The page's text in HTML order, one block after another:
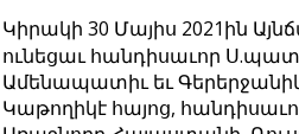
Կիրակի 30 Մայիս 2021ին
ունեցաւ հանդիսաւոր
Ամենապատիւ եւ
Կաթողիկէ հայոց,